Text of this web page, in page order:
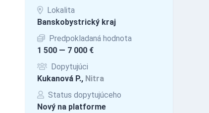
Lokalita
Banskobystrický kraj
Predpokladaná hodnota
1 500 — 7 000 €
Dopytujúci
Kukanová P., Nitra
Status dopytujúceho
Nový na platforme